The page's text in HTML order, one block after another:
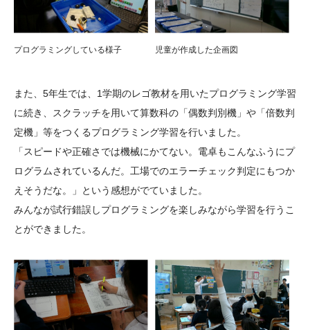
プログラミングしている様子 児童が作成した企画図
また、5年生では、1学期のレゴ教材を用いたプログラミング学習
に続き、スクラッチを用いて算数科の「偶数判別機」や「倍数判
定機」等をつくるプログラミング学習を行いました。
「スピードや正確さでは機械にかてない。電卓もこんなふうにプ
ログラムされているんだ。工場でのエラーチェック判定にもつか
えそうだな。」という感想がでていました。
みんなが試行錯誤しプログラミングを楽しみながら学習を行うこ
とができました。